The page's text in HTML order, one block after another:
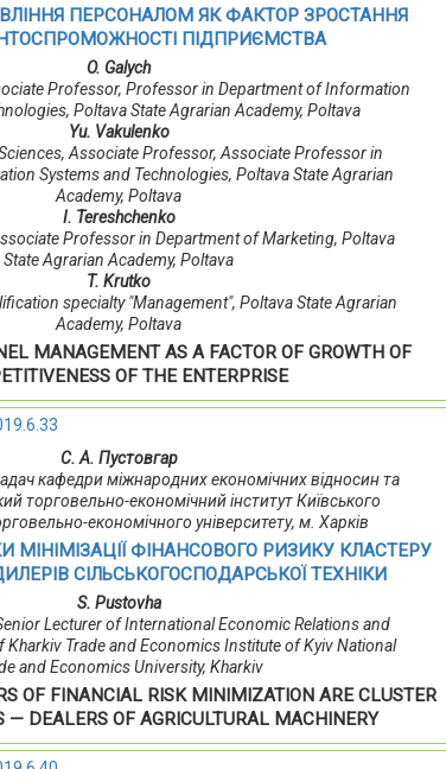
ПЕРСОНАЛОМ ЯК ФАКТОР ЗРОСТАННЯ
ПІДПРИЄМСТВА
O. Galych
Professor, Professor in Department of Information
Poltava State Agrarian Academy, Poltava
Yu. Vakulenko
Associate Professor, Associate Professor in
Systems and Technologies, Poltava State Agrarian
Academy, Poltava
І. Tereshchenko
Professor in Department of Marketing, Poltava
State Agrarian Academy, Poltava
T. Krutko
specialty "Management", Poltava State Agrarian
Academy, Poltava
MANAGEMENT AS A FACTOR OF GROWTH OF
OF THE ENTERPRISE
С. А. Пустовгар
кафедри міжнародних економічних відносин та
торговельно-економічний інститут Київського
економічного університету, м. Харків
МІНІМІЗАЦІЇ ФІНАНСОВОГО РИЗИКУ КЛАСТЕРУ
СІЛЬСЬКОГОСПОДАРСЬКОЇ ТЕХНІКИ
S. Pustovha
Lecturer of International Economic Relations and
Kharkiv Trade and Economics Institute of Kyiv National
and Economics University, Kharkiv
OF FINANCIAL RISK MINIMIZATION ARE CLUSTER
— DEALERS OF AGRICULTURAL MACHINERY